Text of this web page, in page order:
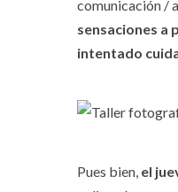
comunicación /
sensaciones a
intentado
Pues bien, el